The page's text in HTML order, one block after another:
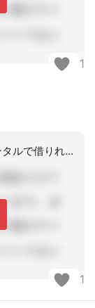
1
ありがとうございます。一応、自費レンタルで借りれる業者は見つけましたが…私的に自
1